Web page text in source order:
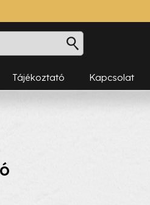
Tájékoztató Kapcsolat